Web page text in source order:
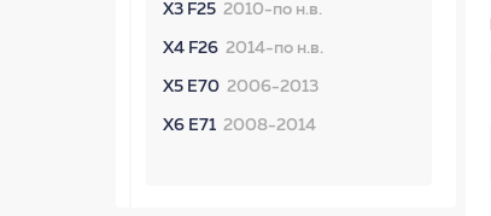
X3 F25 2010-по н.в.
X4 F26 2014-по н.в.
X5 E70 2006-2013
X6 E71 2008-2014